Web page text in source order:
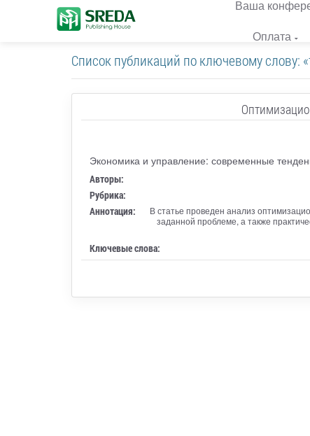
Ваша
Оплата
Список публикаций по ключевому слову:
Экономика и управление: современные
Авторы:
Рубрика:
Аннотация:
В статье проведен анализ
заданной проблеме, а также
Ключевые слова: